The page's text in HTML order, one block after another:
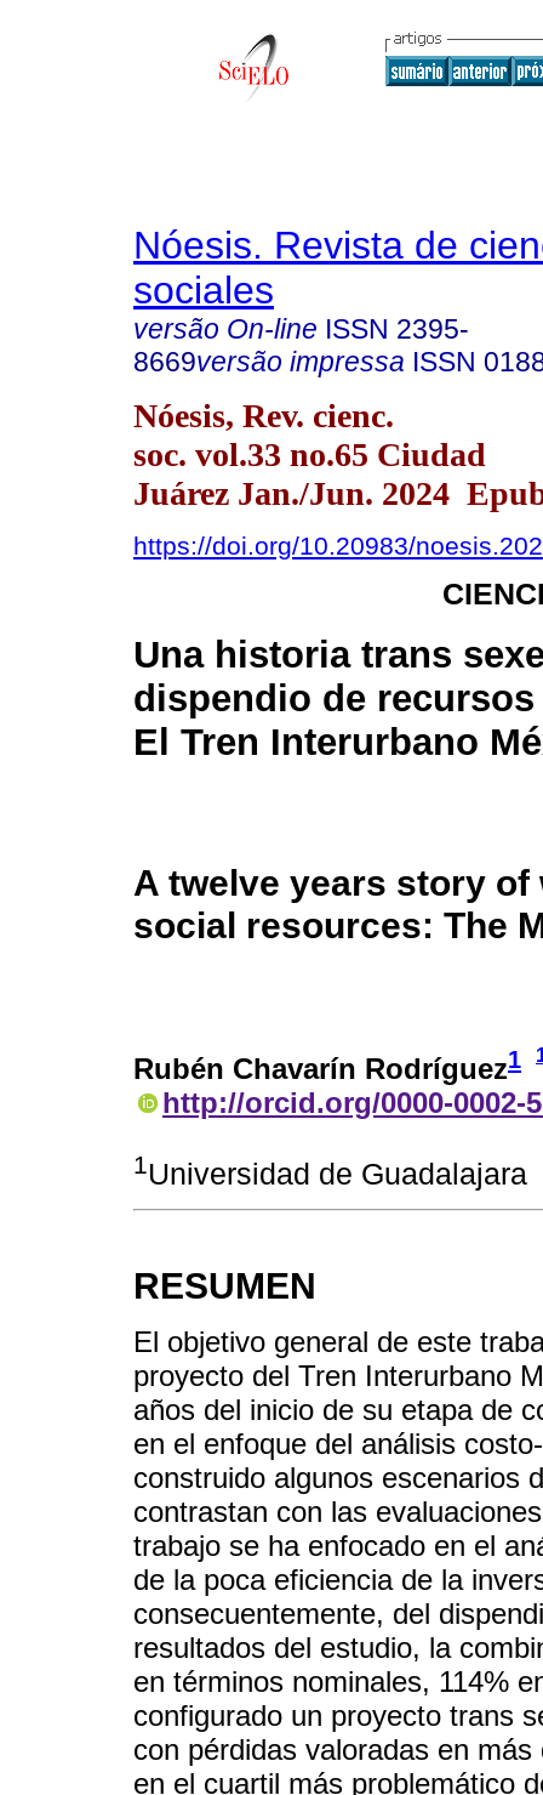
Nóesis. Revista de
sociales
versão On-line ISSN 2395-
8669versão impressa ISSN
Nóesis, Rev. cienc.
soc. vol.33 no.65 Ciudad
Juárez Jan./Jun. 2024
https://doi.org/10.20983/
Una historia trans
dispendio de
El Tren Interurbano
A twelve years story of
social resources: The
Rubén Chavarín Rodríguez1
http://orcid.org/0000-0002-
1Universidad de Guadalajara
RESUMEN
El objetivo general de este
proyecto del Tren Interurbano
años del inicio de su etapa de
en el enfoque del análisis
construido algunos escenarios
contrastan con las
trabajo se ha enfocado en el
de la poca eficiencia de la
consecuentemente, del
resultados del estudio, la
en términos nominales, 114%
configurado un proyecto trans
con pérdidas valoradas en
en el cuartil más problemático